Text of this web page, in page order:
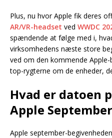
Plus, nu hvor Apple fik deres
AR/VR-headset ved WWDC
spændende at følge med i,
virksomhedens næste store
ved om den kommende
top-rygterne om de enheder,
Hvad er datoen
Apple
Apple september-